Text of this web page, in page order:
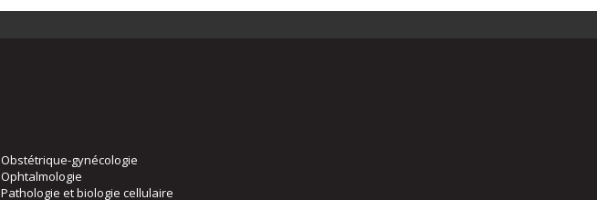
Obstétrique-gynécologie
Ophtalmologie
Pathologie et biologie cellulaire